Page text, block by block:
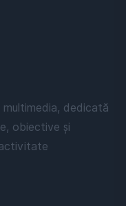
dedicată
obiective și